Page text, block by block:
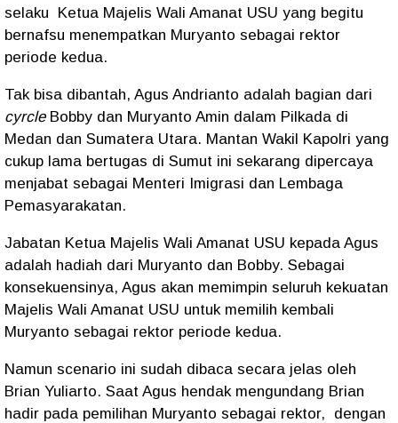
selaku Ketua Majelis Wali Amanat USU yang begitu
bernafsu menempatkan Muryanto sebagai rektor
periode kedua.
Tak bisa dibantah, Agus Andrianto adalah bagian dari
cyrcleBobby dan Muryanto Amin dalam Pilkada di
Medan dan Sumatera Utara. Mantan Wakil Kapolri yang
cukup lama bertugas di Sumut ini sekarang dipercaya
menjabat sebagai Menteri Imigrasi dan Lembaga
Pemasyarakatan.
Jabatan Ketua Majelis Wali Amanat USU kepada Agus
adalah hadiah dari Muryanto dan Bobby. Sebagai
konsekuensinya, Agus akan memimpin seluruh kekuatan
Majelis Wali Amanat USU untuk memilih kembali
Muryanto sebagai rektor periode kedua.
Namun scenario ini sudah dibaca secara jelas oleh
Brian Yuliarto. Saat Agus hendak mengundang Brian
hadir pada pemilihan Muryanto sebagai rektor,
dengan